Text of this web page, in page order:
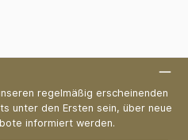
regelmäßig erscheinenden
unter den Ersten sein, über neue
informiert werden.